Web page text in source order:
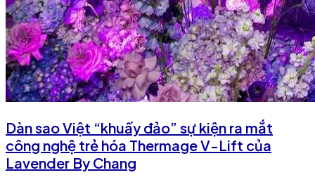
Dàn sao Việt “khuấy đảo” sự kiện ra mắt
công nghệ trẻ hóa Thermage V-Lift của
Lavender By Chang